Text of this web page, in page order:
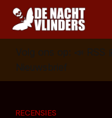
Volg ons op: 📣 RSS
Nieuwsbrief
RECENSIES